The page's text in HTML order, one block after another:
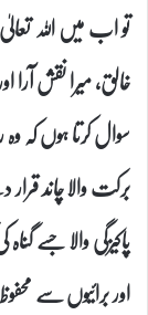
تو اب میں اللہ تعالیٰ
خالق، میرا نقش آرا
سوال کرتا ہوں کہ
برکت والا چاند
پاکیزگی والا جسے
اور برائیوں سے